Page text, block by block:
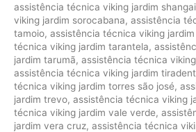
assistência técnica viking jardim shangai
viking jardim sorocabana, assistência
tamoio, assistência técnica viking
técnica viking jardim tarantela,
jardim tarumã, assistência técnica
assistência técnica viking jardim
técnica viking jardim torres são josé,
jardim trevo, assistência técnica viking
técnica viking jardim vale verde,
jardim vera cruz, assistência técnica